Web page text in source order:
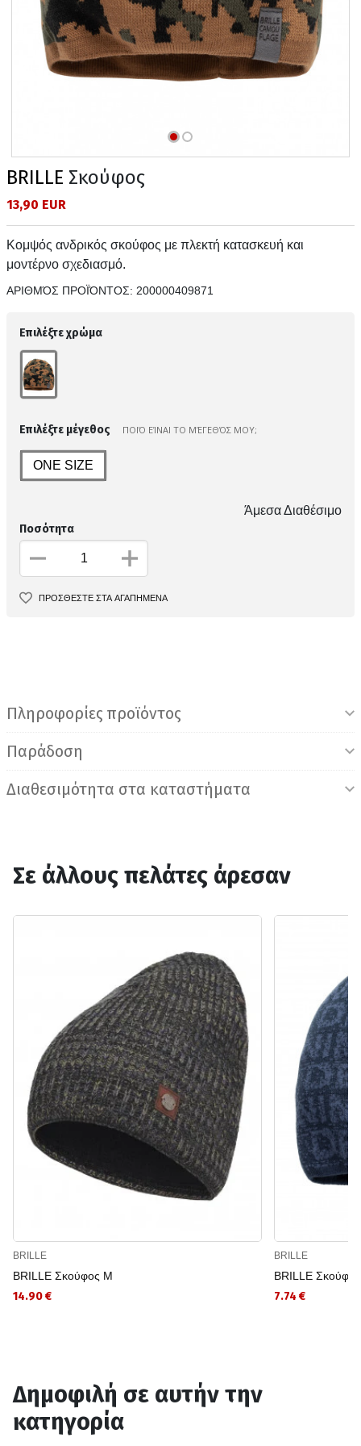
BRILLE Σκούφος
13,90 EUR
Κομψός ανδρικός σκούφος με πλεκτή κατασκευή και
μοντέρνο σχεδιασμό.
ΑΡΙΘΜΌΣ ΠΡΟΪΌΝΤΟΣ: 200000409871
Επιλέξτε χρώμα
Επιλέξτε μέγεθος ΠΟΙΌ ΕΊΝΑΙ ΤΟ ΜΈΓΕΘΌΣ ΜΟΥ;
ONE SIZE
Άμεσα Διαθέσιμο
Ποσότητα
ΠΡΟΣΘΕΣΤΕ ΣΤΑ ΑΓΑΠΗΜΕΝΑ
Πληροφορίες προϊόντος
Παράδοση
Διαθεσιμότητα στα καταστήματα
Σε άλλους πελάτες άρεσαν
BRILLE
BRILLE Σκούφος M
14.90 €
BRILLE
BRILLE
7.74 €
Δημοφιλή σε αυτήν την
κατηγορία